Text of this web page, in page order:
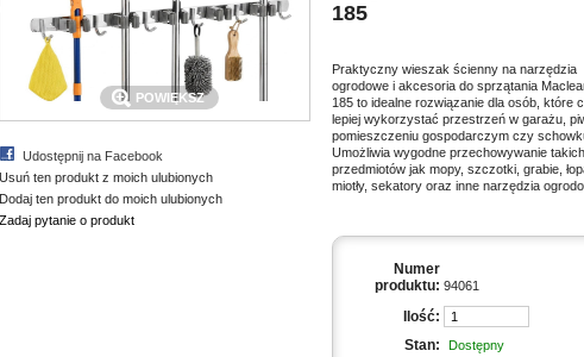
Zaloguj Do kasy Kontakt
POWIĘKSZ
Udostępnij na Facebook
Usuń ten produkt z moich ulubionych
Dodaj ten produkt do moich ulubionych
Zadaj pytanie o produkt
185
Praktyczny wieszak ścienny na narzędzia
ogrodowe i akcesoria do sprzątania
185 to idealne rozwiązanie dla osób, które
lepiej wykorzystać przestrzeń w garażu,
pomieszczeniu gospodarczym czy
Umożliwia wygodne przechowywanie takich
przedmiotów jak mopy, szczotki, grabie,
miotły, sekatory oraz inne narzędzia
Numer
produktu: 94061
Ilość:
Stan:
Dostępny